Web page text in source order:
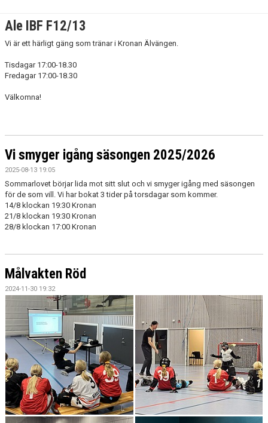
DOKUMENT
Ale IBF F12/13
Vi är ett härligt gäng som tränar i Kronan Älvängen.
Tisdagar 17:00-18.30
Fredagar 17:00-18.30
Välkomna!
Vi smyger igång säsongen 2025/2026
2025-08-13 19:05
Sommarlovet börjar lida mot sitt slut och vi smyger igång med säsongen
för de som vill. Vi har bokat 3 tider på torsdagar som kommer.
14/8 klockan 19:30 Kronan
21/8 klockan 19:30 Kronan
28/8 klockan 17:00 Kronan
Målvakten Röd
2024-11-30 19:32